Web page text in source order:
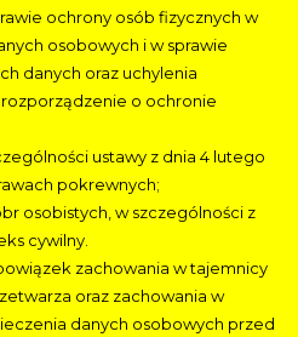
ochrony osób fizycznych w
osobowych i w sprawie
danych oraz uchylenia
o ochronie
ustawy z dnia 4 lutego
pokrewnych;
osobistych, w szczególności z
cywilny.
zachowania w tajemnicy
oraz zachowania w
danych osobowych przed